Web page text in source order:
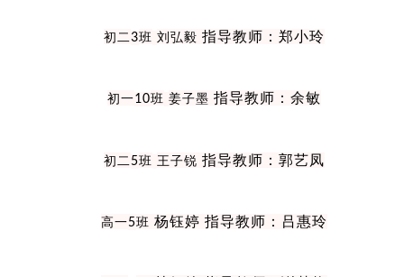
初二3班 刘弘毅 指导教师：郑小玲
初一10班 姜子墨 指导教师：余敏
初二 5班 王子锐 指导教师：郭艺凤
高一5班 杨钰婷 指导教师：吕惠玲